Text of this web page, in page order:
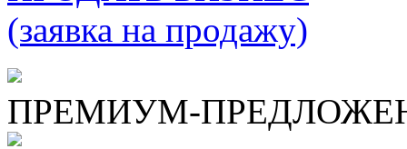
(заявка на продажу)
ПРЕМИУМ-